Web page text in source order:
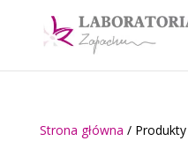
Strona główna / Produkty